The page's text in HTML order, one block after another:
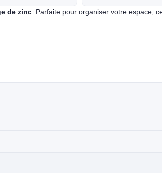
de zinc . Parfaite pour organiser votre espace,